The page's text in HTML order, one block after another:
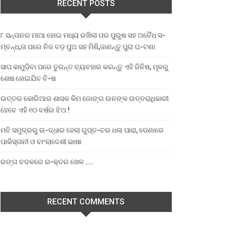
RECENT POSTS
୮ ସନ୍ତାନର ମାଆ ହୋଇ ମଧ୍ୟ ରଖିଲା ପର ପୁରୁଷ ସହ ଅବୈଧ ସ-
ମ୍ବନ୍ଧ,ତା ପରେ ନିଜ ବଡ଼ ପୁଅ ସହ ମିଶି,ଜାଣନ୍ତୁ ପୁରା ଘ-ଟଣା
ସାପ କାମୁଡ଼ିବା ପରେ ତୁରନ୍ତ ବ୍ୟବହାର କରନ୍ତୁ ଏହି ଜିନିଷ, ମୂଳରୁ
ଶେଷ ହୋଇଯିବ ବି-ଷ
ଉତ୍ତର କୋରିଆର ଶାସକ କିମ ଜୋଙ୍ଗ ଉନଙ୍କ ଉତ୍ତରାଧିକାରୀ
ହେବେ ଏହି ୧୦ ବର୍ଷର ଝିଅ !
ମଝି ସମୁଦ୍ରରୁ ଉ-ଦ୍ଧାର ହେଲା ଗୁପ୍ତ-ଚର ଧଳା ପାରା, ଡେଣାରେ
ପାକିସ୍ତାନୀ ଓ ବାଂଲାଦେଶୀ ଭାଷା
ରଙ୍ଗ ବଦଳରେ ର-କ୍ତର ଖେଳ …..
RECENT COMMENTS